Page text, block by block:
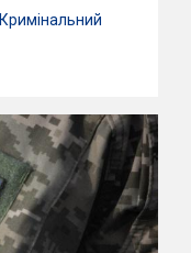
Кримінальний